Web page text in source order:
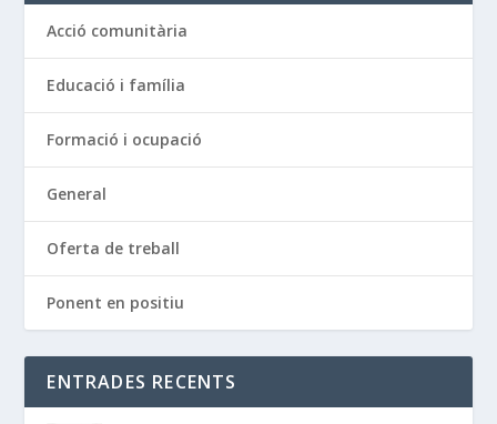
Acció comunitària
Educació i família
Formació i ocupació
General
Oferta de treball
Ponent en positiu
ENTRADES RECENTS